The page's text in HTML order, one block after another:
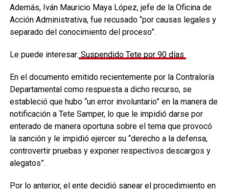
Además, Iván Mauricio Maya López, jefe de la Oficina de
Acción Administrativa, fue recusado “por causas legales y
separado del conocimiento del proceso”.
Le puede interesar: Suspendido Tete por 90 días
En el documento emitido recientemente por la Contraloría
Departamental como respuesta a dicho recurso, se
estableció que hubo “un error involuntario” en la manera de
notificación a Tete Samper, lo que le impidió darse por
enterado de manera oportuna sobre el tema que provocó
la sanción y le impidió ejercer su “derecho a la defensa,
controvertir pruebas y exponer respectivos descargos y
alegatos”.
Por lo anterior, el ente decidió sanear el procedimiento en